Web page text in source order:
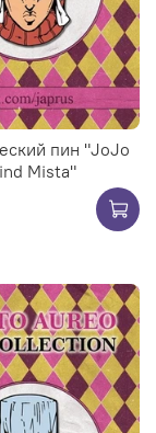
пин "JoJo
Mista"